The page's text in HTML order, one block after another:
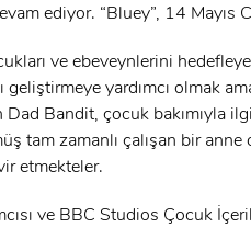
ediyor. “Bluey”, 14
ve ebeveynlerini
geliştirmeye yardımcı olmak
Bandit, çocuk bakımıyla
tam zamanlı çalışan bir
etmekteler.
ve BBC Studios Çocuk